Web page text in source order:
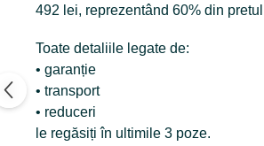
492 lei, reprezentând 60% din
Toate detaliile legate de:
• garanție
• transport
• reduceri
le regăsiți în ultimile 3 poze.